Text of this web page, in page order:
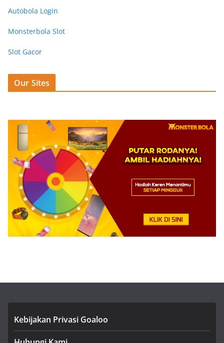
Autobola Login
Monsterbola Slot
Slot Gacor
Our Sites
Kebijakan Privasi Goaloo